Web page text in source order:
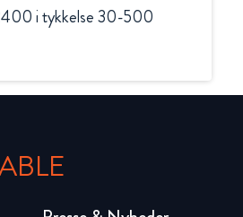
i tykkelse 30-500